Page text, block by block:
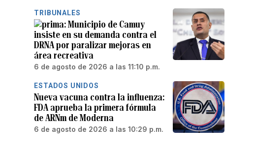
TRIBUNALES
Municipio de Camuy
insiste en su demanda contra el
DRNA por paralizar mejoras en
área recreativa
6 de agosto de 2026 a las 11:10 p.m.
ESTADOS UNIDOS
Nueva vacuna contra la influenza:
FDA aprueba la primera fórmula
de ARNm de Moderna
6 de agosto de 2026 a las 10:29 p.m.